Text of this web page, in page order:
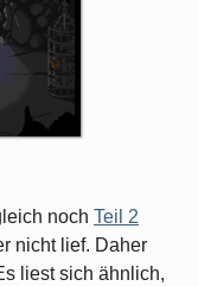
noch Teil 2
nicht lief. Daher
liest sich ähnlich,